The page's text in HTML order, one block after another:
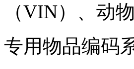
（VIN）、动
专用物品编码